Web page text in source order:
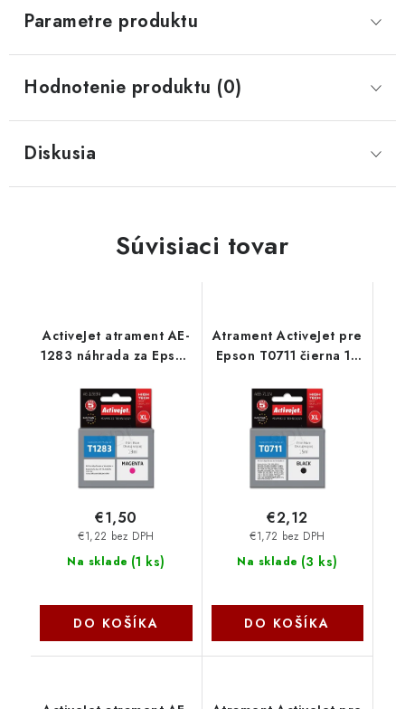
Parametre produktu
Hodnotenie produktu (0)
Diskusia
Súvisiaci tovar
ActiveJet atrament AE-
1283 náhrada za Epson
AE-1283 - AE-1283N
Na sklade (1 ks)
€1,22 bez DPH
€1,50
DO KOŠÍKA
Atrament ActiveJet pre
Epson T0711 čierna 10
Na sklade (3 ks)
€1,72 bez DPH
€2,12
DO KOŠÍKA